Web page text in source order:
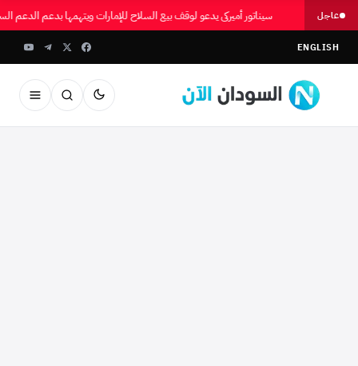
عاجل سيناتور أميركي يدعو لوقف بيع السلاح للإمارات ويتهمها بدعم الدعم
ENGLISH